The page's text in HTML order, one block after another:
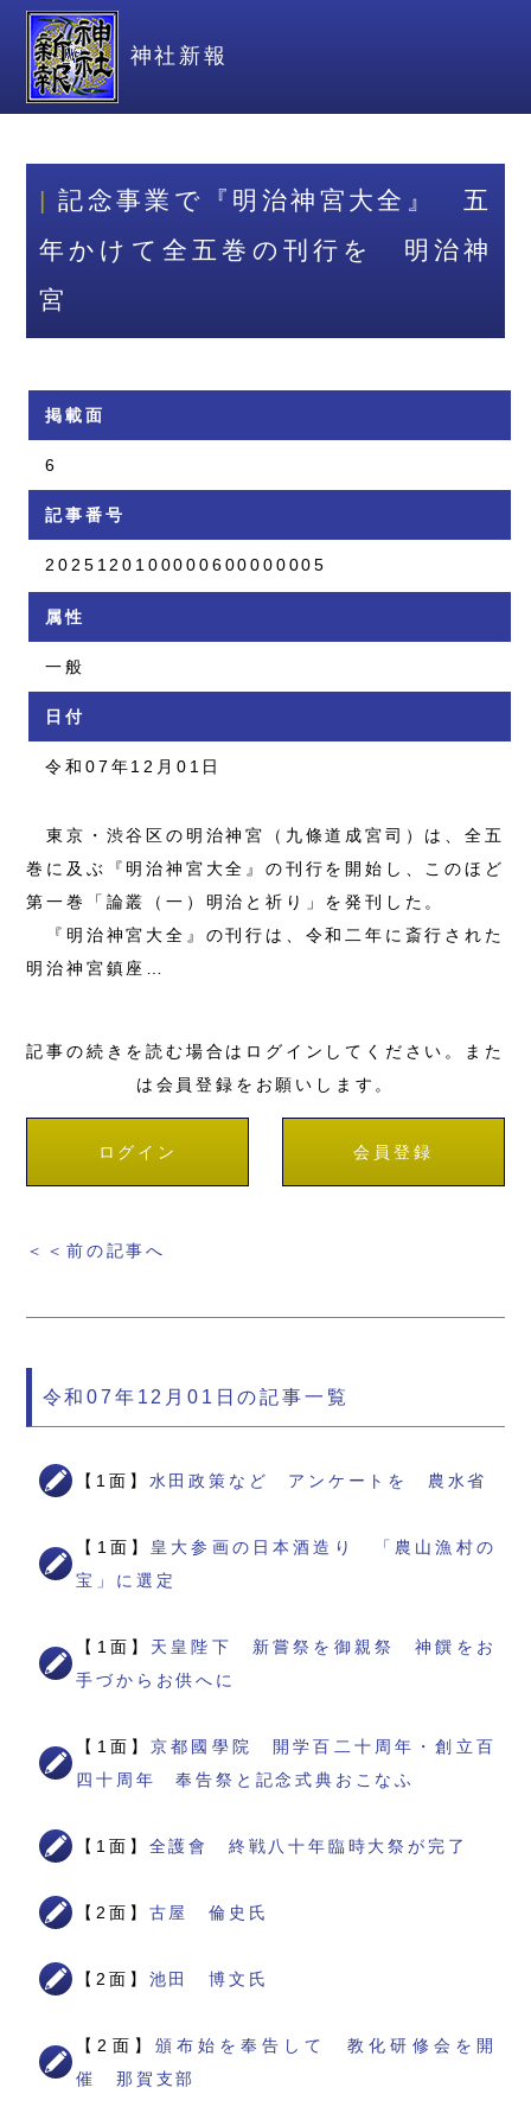
神社新報
記念事業で『明治神宮大全』 五
年かけて全五巻の刊行を 明治神
宮
掲載面
6
記事番号
2025120100000600000005
属性
一般
日付
令和07年12月01日
東京・渋谷区の明治神宮（九條道成宮司）は、全五
巻に及ぶ『明治神宮大全』の刊行を開始し、このほど
第一巻「論叢（一）明治と祈り」を発刊した。
『明治神宮大全』の刊行は、令和二年に斎行された
明治神宮鎮座…
記事の続きを読む場合はログインしてください。また
は会員登録をお願いします。
ログイン 会員登録
＜＜前の記事へ
令和07年12月01日の記事一覧
【1面】 水田政策など アンケートを 農水省
【1面】 皇大参画の日本酒造り 「農山漁村の
宝」に選定
【1面】 天皇陛下 新嘗祭を御親祭 神饌をお
手づからお供へに
【1面】京都國學院 開学百二十周年・創立百
四十周年 奉告祭と記念式典おこなふ
【1面】 全護會 終戦八十年臨時大祭が完了
【2面】 古屋 倫史氏
【2面】 池田 博文氏
【2面】 頒布始を奉告して 教化研修会を開
催 那賀支部